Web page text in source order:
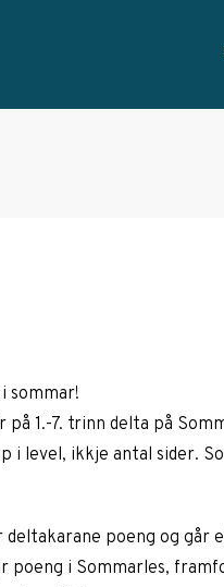
sommar!
på 1.-7. trinn delta på
i level, ikkje antal sider.
poeng og
poeng i Sommarles,